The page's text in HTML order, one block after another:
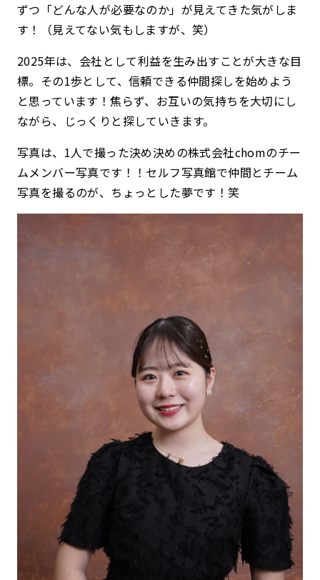
ずつ「どんな人が必要なのか」が見えてきた気がしま
す！（見えてない気もしますが、笑）
2025年は、会社として利益を生み出すことが大きな目
標。その1歩として、信頼できる仲間探しを始めよう
と思っています！焦らず、お互いの気持ちを大切にし
ながら、じっくりと探していきます。
写真は、1人で撮った決め決めの株式会社chomのチー
ムメンバー写真です！！セルフ写真館で仲間とチーム
写真を撮るのが、ちょっとした夢です！笑